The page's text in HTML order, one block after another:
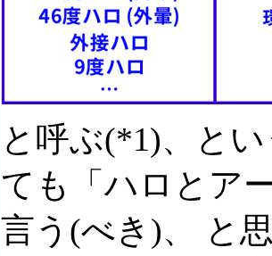
と呼ぶ(*1)、と
ても「ハロとア
言う(べき)、 と